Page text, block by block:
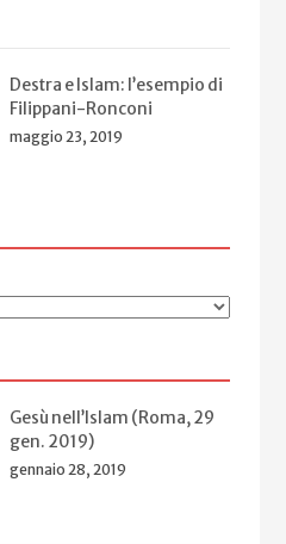
Destra e Islam: l’esempio di
Filippani-Ronconi
maggio 23, 2019
Gesù nell’Islam (Roma, 29
gen. 2019)
gennaio 28, 2019